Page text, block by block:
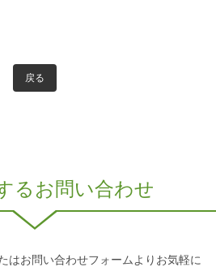
戻る
るお問い合わせ
はお問い合わせフォームよりお気軽に